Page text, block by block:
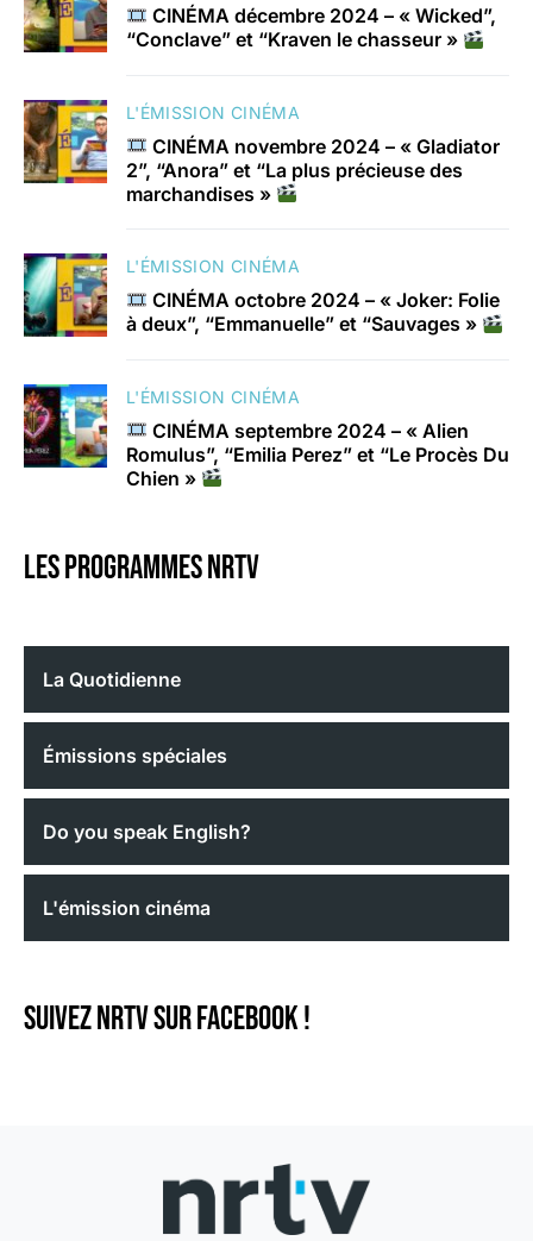
CINÉMA décembre 2024 – « Wicked”,
“Conclave” et “Kraven le chasseur »
L'ÉMISSION CINÉMA
CINÉMA novembre 2024 – « Gladiator
2”, “Anora” et “La plus précieuse des
marchandises »
L'ÉMISSION CINÉMA
CINÉMA octobre 2024 – « Joker: Folie
à deux”, “Emmanuelle” et “Sauvages »
L'ÉMISSION CINÉMA
CINÉMA septembre 2024 – « Alien
Romulus”, “Emilia Perez” et “Le Procès Du
Chien »
Les programmes nrtv
La Quotidienne
Émissions spéciales
Do you speak English?
L'émission cinéma
Suivez NRTV sur Facebook !